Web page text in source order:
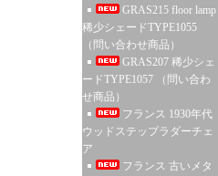
GRAS215 floor lamp
稀少シェードTYPE1055
（問い合わせ商品）
GRAS207 稀少シェ
ードTYPE1057 （問い合わ
せ商品）
フランス 1930年代
ウッドステップラダーチェ
ア
フランス 古いメタ